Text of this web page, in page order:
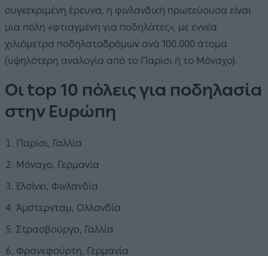
συγκεκριμένη έρευνα, η φινλανδική πρωτεύουσα είναι
μια πόλη «φτιαγμένη για ποδηλάτες», με εννέα
χιλιόμετρα ποδηλατοδρόμων ανά 100.000 άτομα
(υψηλότερη αναλογία από το Παρίσι ή το Μόναχο).
Οι top 10 πόλεις για ποδηλασία
στην Ευρώπη
Παρίσι, Γαλλία
Μόναχο, Γερμανία
Ελσίνκι, Φινλανδία
Άμστερνταμ, Ολλανδία
Στρασβούργο, Γαλλία
Φρανκφούρτη, Γερμανία